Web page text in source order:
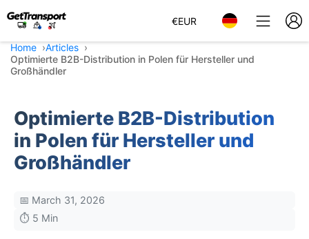
€EUR
Home
Articles
Optimierte B2B-Distribution in Polen für Hersteller und
Großhändler
Optimierte B2B-Distribution
in Polen für Hersteller und
Großhändler
📅 March 31, 2026
⏱️ 5 Min